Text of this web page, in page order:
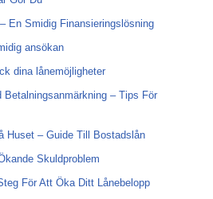
En Smidig Finansieringslösning
ansökan
dina lånemöjligheter
Betalningsanmärkning – Tips För
Huset – Guide Till Bostadslån
Skuldproblem
För Att Öka Ditt Lånebelopp